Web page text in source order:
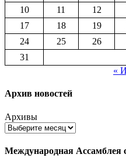
10
11 12
17
18 19
24
25 26
31
«
Архив новостей
Архивы
Международная Ассамблея